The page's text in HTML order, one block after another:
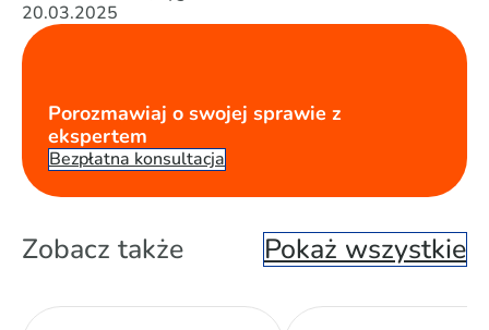
20.03.2025
Porozmawiaj o swojej sprawie z
ekspertem
Bezpłatna konsultacja
Zobacz także Pokaż wszystkie